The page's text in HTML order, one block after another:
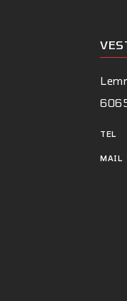
TEL
MAIL